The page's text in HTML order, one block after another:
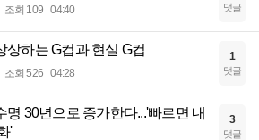
조회 109 04:40 댓글
상하는 G컵과 현실 G컵
조회 526 04:28
1
댓글
명 30년으로 증가한다...'빠르면 내
'
3
댓글